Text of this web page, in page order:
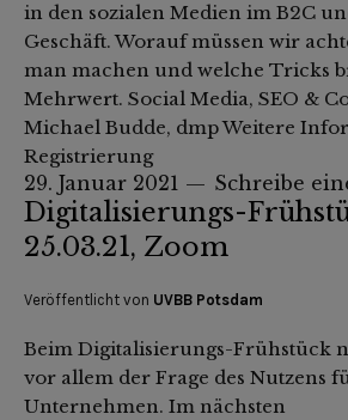
in den sozialen Medien im B2C
Geschäft. Worauf müssen wir
man machen und welche Tricks
Mehrwert. Social Media, SEO &
Michael Budde, dmp Weitere
Registrierung
29. Januar 2021 Schreibe
Digitalisierungs-
25.03.21, Zoom
Veröffentlicht von UVBB Potsdam
Beim Digitalisierungs-Frühstück
vor allem der Frage des Nutzens
Unternehmen. Im nächsten